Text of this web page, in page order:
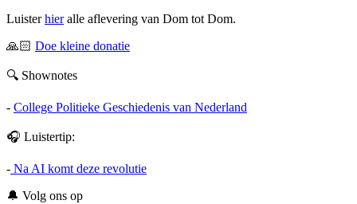
Luisterhieralle aflevering van Dom tot Dom.
🙏🏻 ⁠⁠⁠⁠Doe kleine donatie
🔍 Shownotes
- College Politieke Geschiedenis van Nederland
🎧 Luistertip:
- Na AI komt deze revolutie
🔔 Volg ons op